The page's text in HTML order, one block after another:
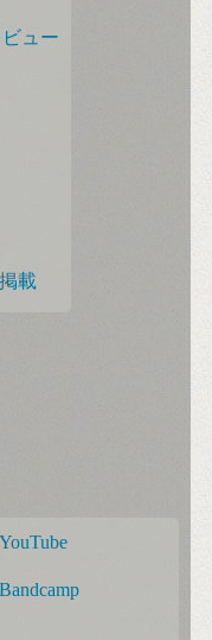
ビュー
載
YouTube
Bandcamp